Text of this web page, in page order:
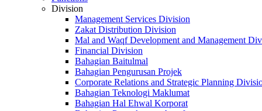
Division
Management Services Division
Zakat Distribution Division
Mal and Waqf Development and Management
Financial Division
Bahagian Baitulmal
Bahagian Pengurusan Projek
Corporate Relations and Strategic Planning
Bahagian Teknologi Maklumat
Bahagian Hal Ehwal Korporat